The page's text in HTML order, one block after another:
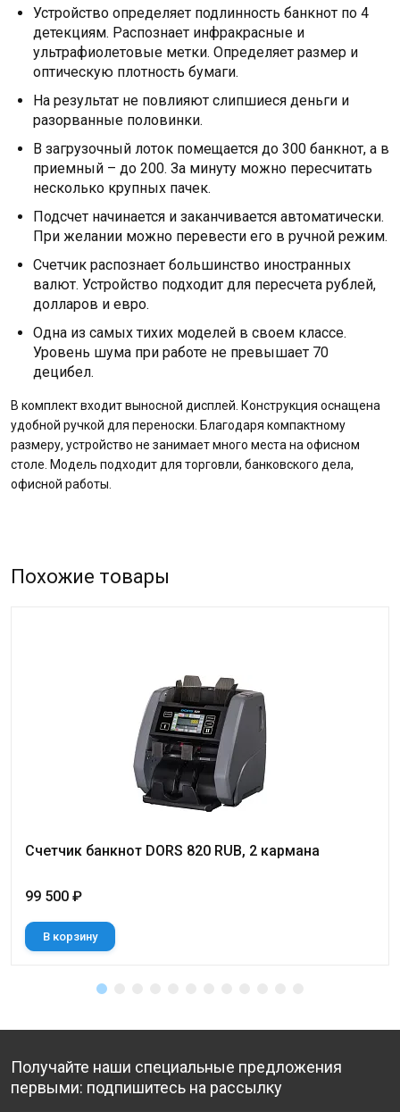
Устройство определяет подлинность банкнот по 4
детекциям. Распознает инфракрасные и
ультрафиолетовые метки. Определяет размер и
оптическую плотность бумаги.
На результат не повлияют слипшиеся деньги и
разорванные половинки.
В загрузочный лоток помещается до 300 банкнот, а в
приемный – до 200. За минуту можно пересчитать
несколько крупных пачек.
Подсчет начинается и заканчивается автоматически.
При желании можно перевести его в ручной режим.
Счетчик распознает большинство иностранных
валют. Устройство подходит для пересчета рублей,
долларов и евро.
Одна из самых тихих моделей в своем классе.
Уровень шума при работе не превышает 70
децибел.
В комплект входит выносной дисплей. Конструкция оснащена
удобной ручкой для переноски. Благодаря компактному
размеру, устройство не занимает много места на офисном
столе. Модель подходит для торговли, банковского дела,
офисной работы.
Похожие товары
Счетчик банкнот DORS 820 RUB, 2 кармана
99 500 ₽
В корзину
Получайте наши специальные предложения
первыми: подпишитесь на рассылку